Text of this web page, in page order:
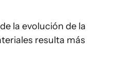
la evolución de la
resulta más